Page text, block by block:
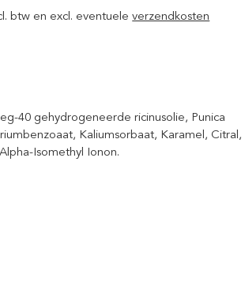
btw en excl. eventueleverzendkosten
40 gehydrogeneerde ricinusolie, Punica
Kaliumsorbaat, Karamel, Citral,
Isomethyl Ionon.